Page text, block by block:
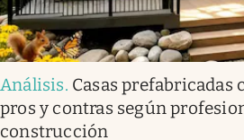
Análisis. Casas prefabricadas
pros y contras según
construcción